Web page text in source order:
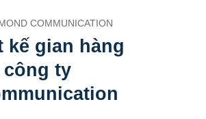
COMMUNICATION
kế gian hàng
công ty